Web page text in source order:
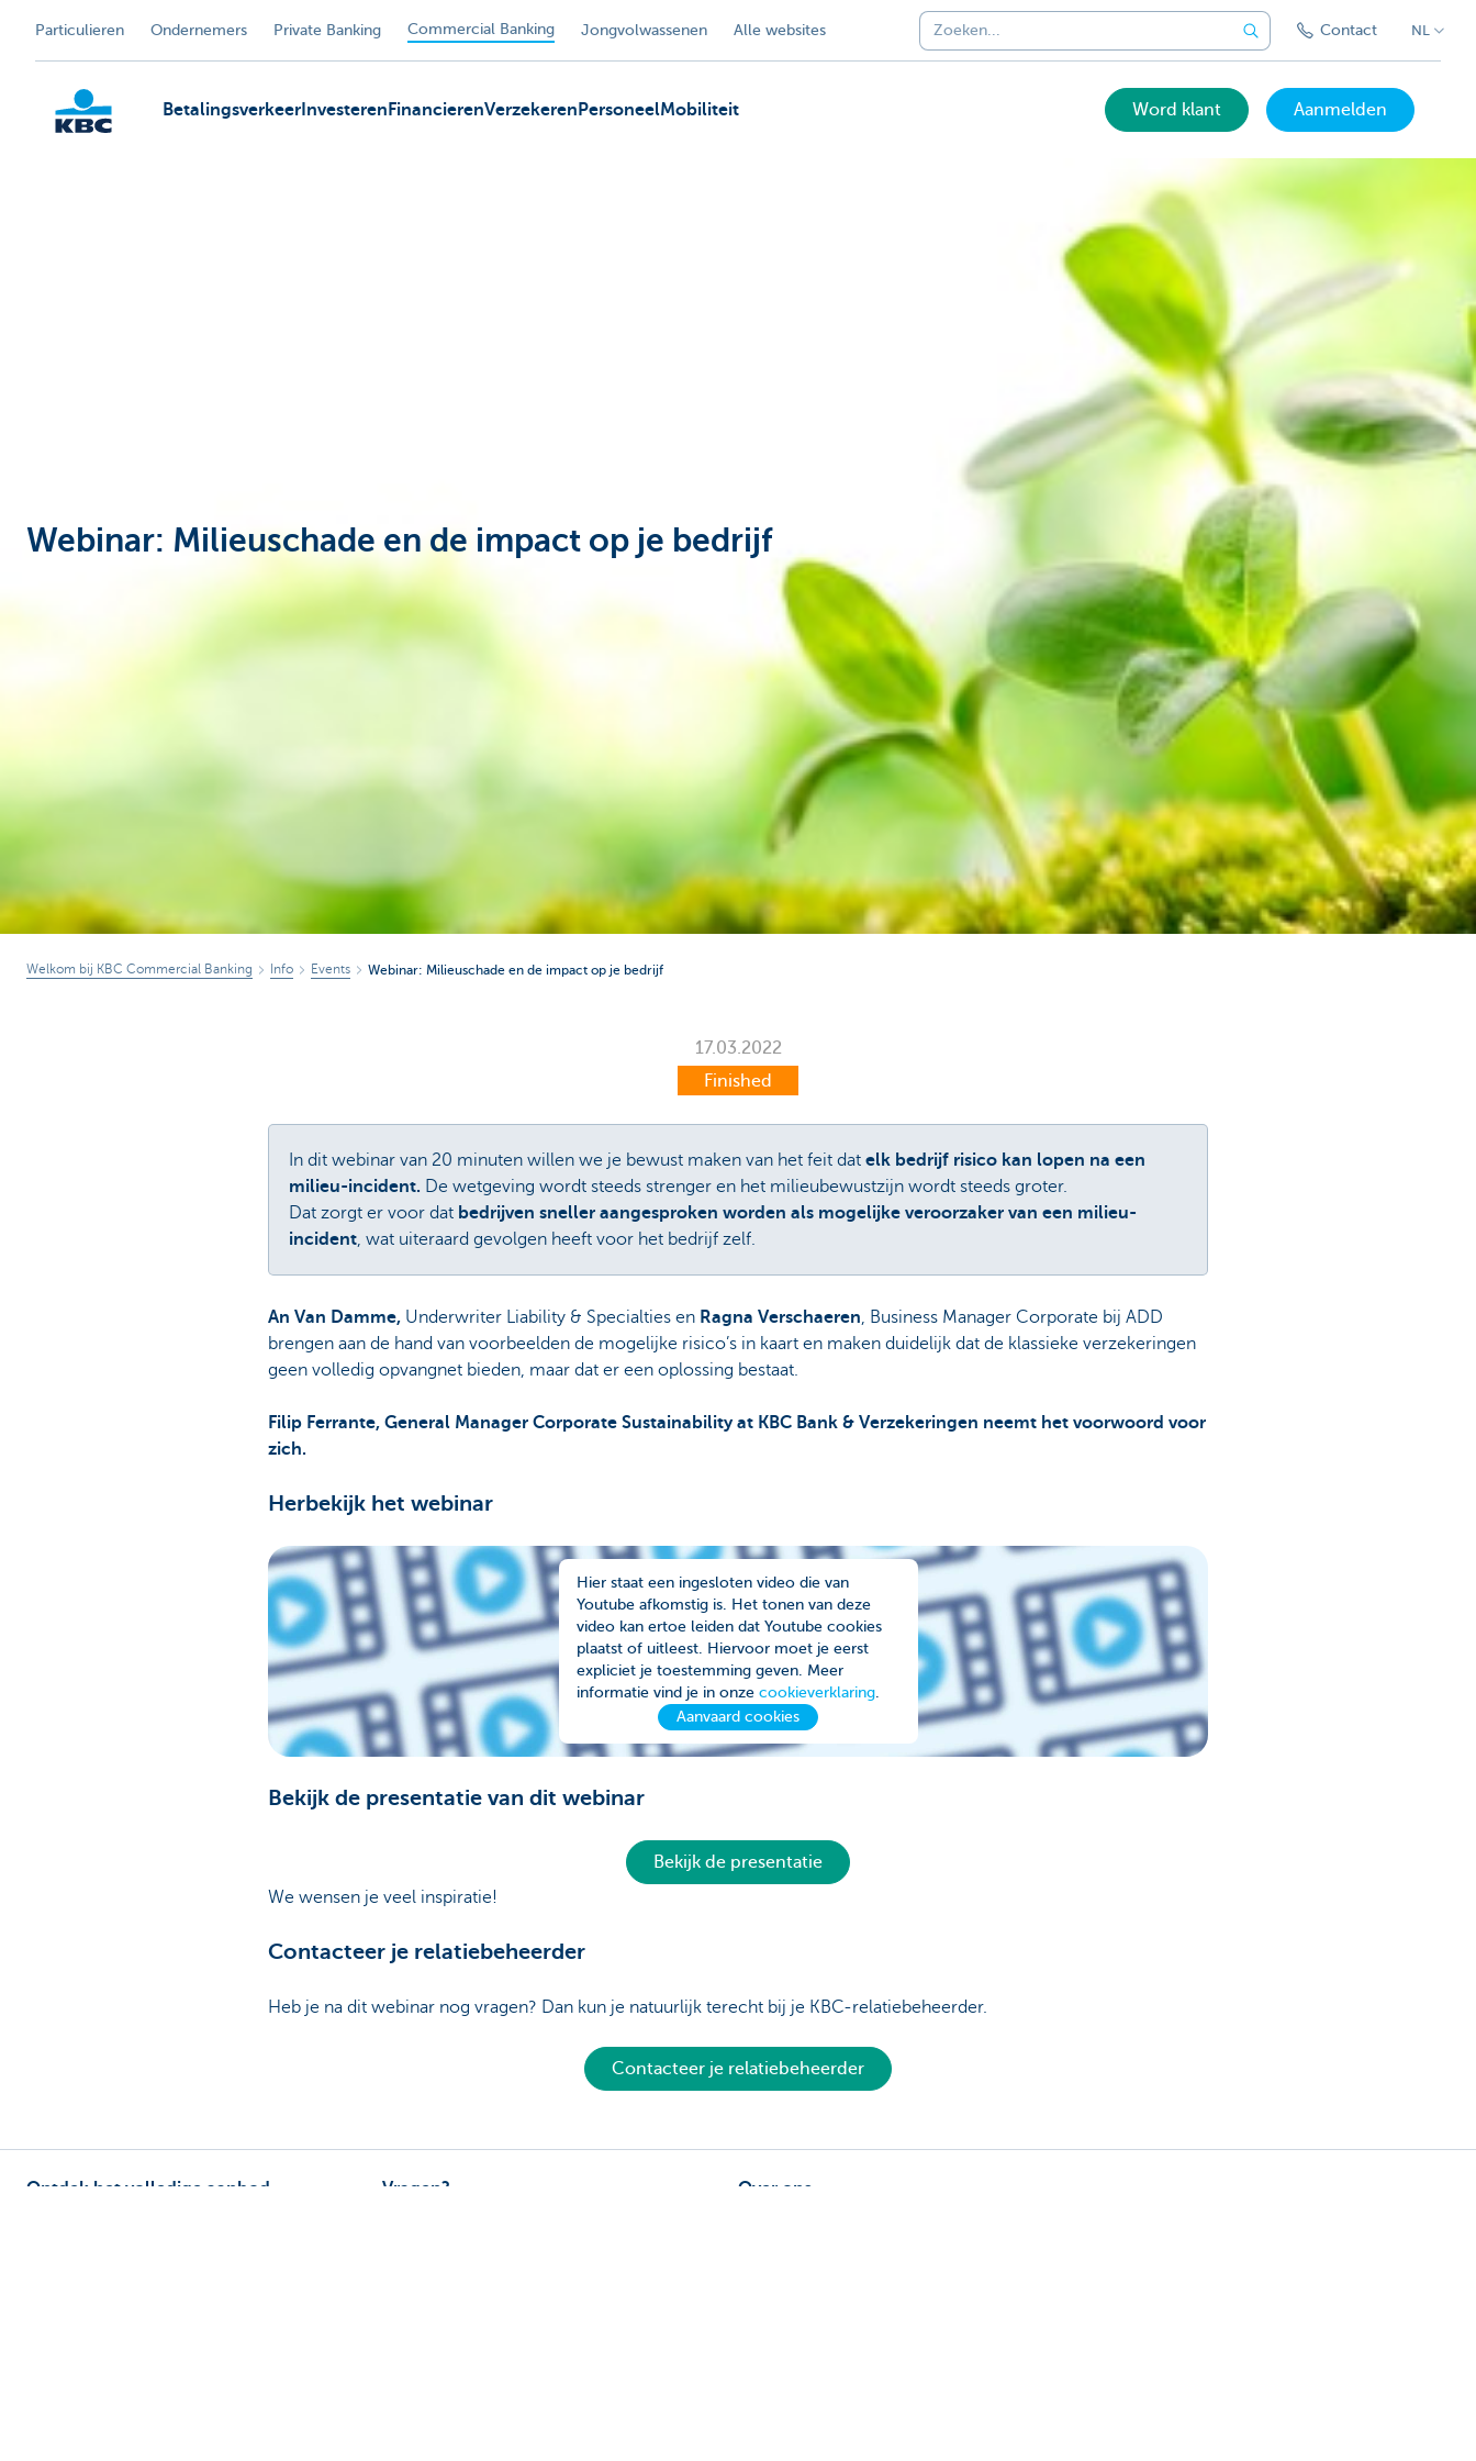
Particulieren Ondernemers Private Banking Commercial Banking Jongvolwassenen Alle websites Contact NL
Corporate
Betalingsverkeer Investeren FinancierenVerzekeren PersoneelMobiliteit Word klant Aanmelden
Webinar: Milieuschade en de impact op je bedrijf
Welkom bij KBC Commercial Banking Info Events Webinar: Milieuschade en de impact op je bedrijf
17.03.2022
Finished
In dit webinar van 20 minuten willen we je bewust maken van het feit dat elk bedrijf risico kan lopen na een
milieu-incident. De wetgeving wordt steeds strenger en het milieubewustzijn wordt steeds groter.
Dat zorgt er voor dat bedrijven sneller aangesproken worden als mogelijke veroorzaker van een milieu-
incident, wat uiteraard gevolgen heeft voor het bedrijf zelf.
An Van Damme, Underwriter Liability & Specialties en Ragna Verschaeren, Business Manager Corporate bij ADD
brengen aan de hand van voorbeelden de mogelijke risico’s in kaart en maken duidelijk dat de klassieke verzekeringen
geen volledig opvangnet bieden, maar dat er een oplossing bestaat.
Filip Ferrante, General Manager Corporate Sustainability at KBC Bank & Verzekeringen neemt het voorwoord voor
zich.
Herbekijk het webinar
Hier staat een ingesloten video die van
Youtube afkomstig is. Het tonen van deze
video kan ertoe leiden dat Youtube cookies
plaatst of uitleest. Hiervoor moet je eerst
expliciet je toestemming geven. Meer
informatie vind je in onze cookieverklaring.
Aanvaard cookies
Bekijk de presentatie van dit webinar
Bekijk de presentatie
We wensen je veel inspiratie!
Contacteer je relatiebeheerder
Heb je na dit webinar nog vragen? Dan kun je natuurlijk terecht bij je KBC-relatiebeheerder.
Contacteer je relatiebeheerder
Ontdek het volledige aanbod Vragen? Over ons